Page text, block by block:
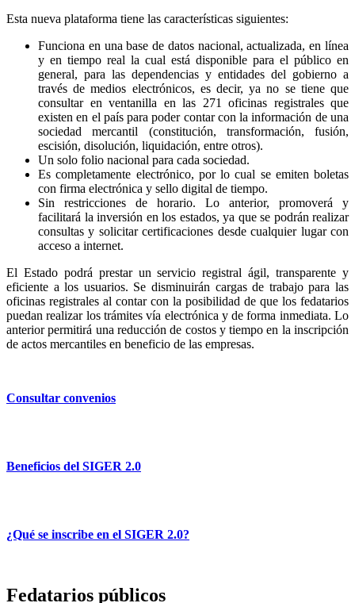
Esta nueva plataforma tiene las características siguientes:
Funciona en una base de datos nacional, actualizada, en línea
y en tiempo real la cual está disponible para el público en
general, para las dependencias y entidades del gobierno a
través de medios electrónicos, es decir, ya no se tiene que
consultar en ventanilla en las 271 oficinas registrales que
existen en el país para poder contar con la información de una
sociedad mercantil (constitución, transformación, fusión,
escisión, disolución, liquidación, entre otros).
Un solo folio nacional para cada sociedad.
Es completamente electrónico, por lo cual se emiten boletas
con firma electrónica y sello digital de tiempo.
Sin restricciones de horario. Lo anterior, promoverá y
facilitará la inversión en los estados, ya que se podrán realizar
consultas y solicitar certificaciones desde cualquier lugar con
acceso a internet.
El Estado podrá prestar un servicio registral ágil, transparente y
eficiente a los usuarios. Se disminuirán cargas de trabajo para las
oficinas registrales al contar con la posibilidad de que los fedatarios
puedan realizar los trámites vía electrónica y de forma inmediata. Lo
anterior permitirá una reducción de costos y tiempo en la inscripción
de actos mercantiles en beneficio de las empresas.
Consultar convenios
Beneficios del SIGER 2.0
¿Qué se inscribe en el SIGER 2.0?
Fedatarios públicos